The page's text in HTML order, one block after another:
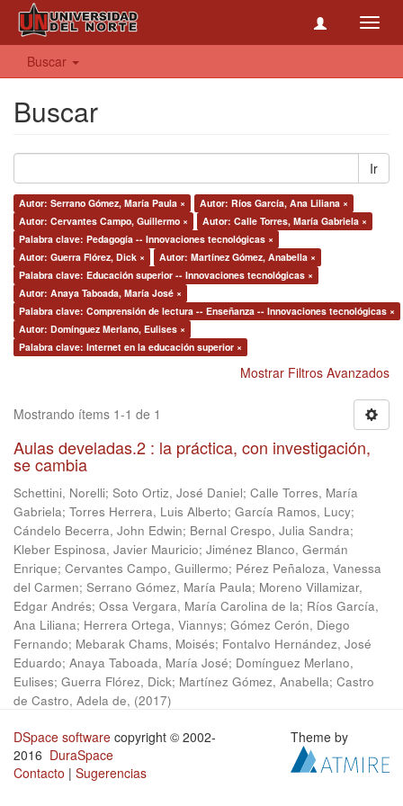
Buscar
Buscar
Ir
Autor: Serrano Gómez, María Paula ×
Autor: Ríos García, Ana Liliana ×
Autor: Cervantes Campo, Guillermo ×
Autor: Calle Torres, María Gabriela ×
Palabra clave: Pedagogía -- Innovaciones tecnológicas ×
Autor: Guerra Flórez, Dick ×
Autor: Martínez Gómez, Anabella ×
Palabra clave: Educación superior -- Innovaciones tecnológicas ×
Autor: Anaya Taboada, María José ×
Palabra clave: Comprensión de lectura -- Enseñanza -- Innovaciones tecnológicas ×
Autor: Domínguez Merlano, Eulises ×
Palabra clave: Internet en la educación superior ×
Mostrar Filtros Avanzados
Mostrando ítems 1-1 de 1
Aulas develadas.2 : la práctica, con investigación,
se cambia
Schettini, Norelli; Soto Ortiz, José Daniel; Calle Torres, María
Gabriela; Torres Herrera, Luis Alberto; García Ramos, Lucy;
Cándelo Becerra, John Edwin; Bernal Crespo, Julia Sandra;
Kleber Espinosa, Javier Mauricio; Jiménez Blanco, Germán
Enrique; Cervantes Campo, Guillermo; Pérez Peñaloza, Vanessa
del Carmen; Serrano Gómez, María Paula; Moreno Villamizar,
Edgar Andrés; Ossa Vergara, María Carolina de la; Ríos García,
Ana Liliana; Herrera Ortega, Viannys; Gómez Cerón, Diego
Fernando; Mebarak Chams, Moisés; Fontalvo Hernández, José
Eduardo; Anaya Taboada, María José; Domínguez Merlano,
Eulises; Guerra Flórez, Dick; Martínez Gómez, Anabella; Castro
de Castro, Adela de, (2017)
DSpace software copyright © 2002-
2016 DuraSpace
Contacto | Sugerencias
Theme by